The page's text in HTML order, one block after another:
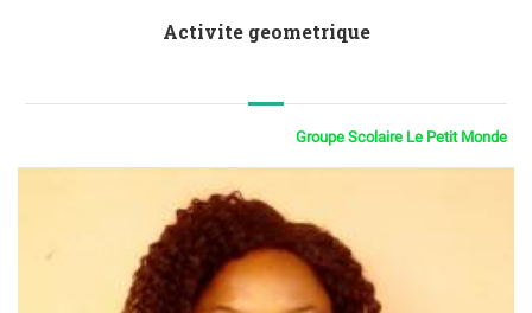
Activite geometrique
Groupe Scolaire Le Petit Monde